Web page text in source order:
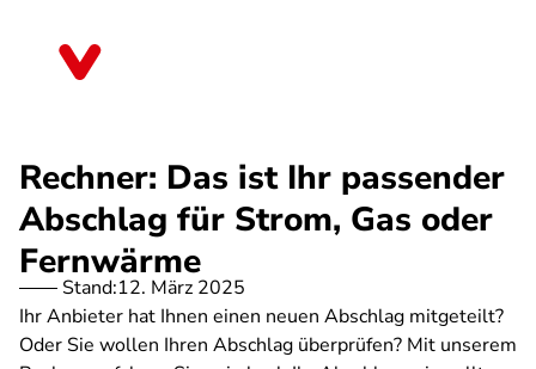
Rechner: Das ist Ihr passender
Abschlag für Strom, Gas oder
Fernwärme
Stand:12. März 2025
Ihr Anbieter hat Ihnen einen neuen Abschlag mitgeteilt?
Oder Sie wollen Ihren Abschlag überprüfen? Mit unserem